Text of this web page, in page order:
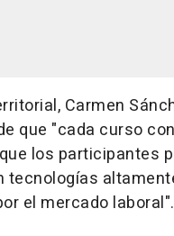
Carmen
que "cada curso
los participantes
tecnologías
el mercado laboral".